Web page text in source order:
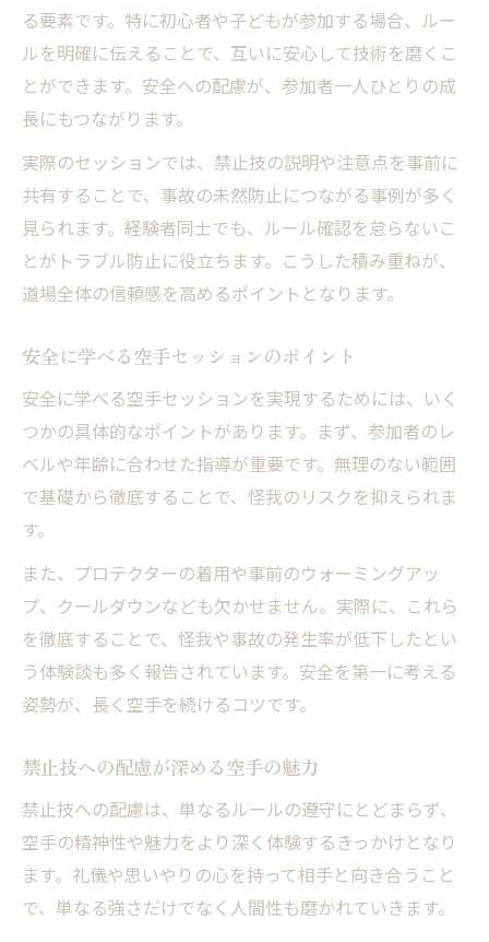
る要素です。特に初心者や子どもが参加する場合、ルー
ルを明確に伝えることで、互いに安心して技術を磨くこ
とができます。安全への配慮が、参加者一人ひとりの成
長にもつながります。
実際のセッションでは、禁止技の説明や注意点を事前に
共有することで、事故の未然防止につながる事例が多く
見られます。経験者同士でも、ルール確認を怠らないこ
とがトラブル防止に役立ちます。こうした積み重ねが、
道場全体の信頼感を高めるポイントとなります。
安全に学べる空手セッションのポイント
安全に学べる空手セッションを実現するためには、いく
つかの具体的なポイントがあります。まず、参加者のレ
ベルや年齢に合わせた指導が重要です。無理のない範囲
で基礎から徹底することで、怪我のリスクを抑えられま
す。
また、プロテクターの着用や事前のウォーミングアッ
プ、クールダウンなども欠かせません。実際に、これら
を徹底することで、怪我や事故の発生率が低下したとい
う体験談も多く報告されています。安全を第一に考える
姿勢が、長く空手を続けるコツです。
禁止技への配慮が深める空手の魅力
禁止技への配慮は、単なるルールの遵守にとどまらず、
空手の精神性や魅力をより深く体験するきっかけとなり
ます。礼儀や思いやりの心を持って相手と向き合うこと
で、単なる強さだけでなく人間性も磨かれていきます。